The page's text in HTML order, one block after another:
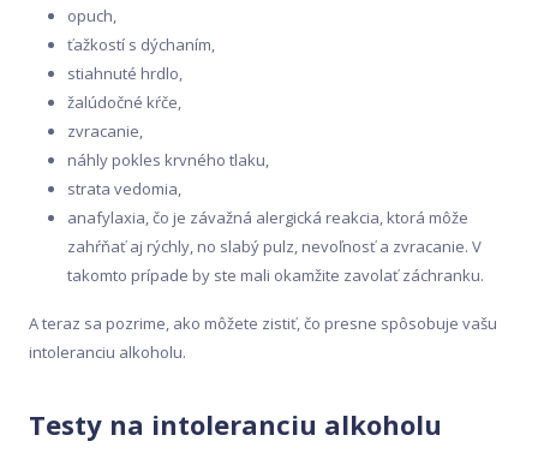
opuch,
ťažkostí s dýchaním,
stiahnuté hrdlo,
žalúdočné kŕče,
zvracanie,
náhly pokles krvného tlaku,
strata vedomia,
anafylaxia, čo je závažná alergická reakcia, ktorá môže
zahŕňať aj rýchly, no slabý pulz, nevoľnosť a zvracanie. V
takomto prípade by ste mali okamžite zavolať záchranku.
A teraz sa pozrime, ako môžete zistiť, čo presne spôsobuje vašu
intoleranciu alkoholu.
Testy na intoleranciu alkoholu